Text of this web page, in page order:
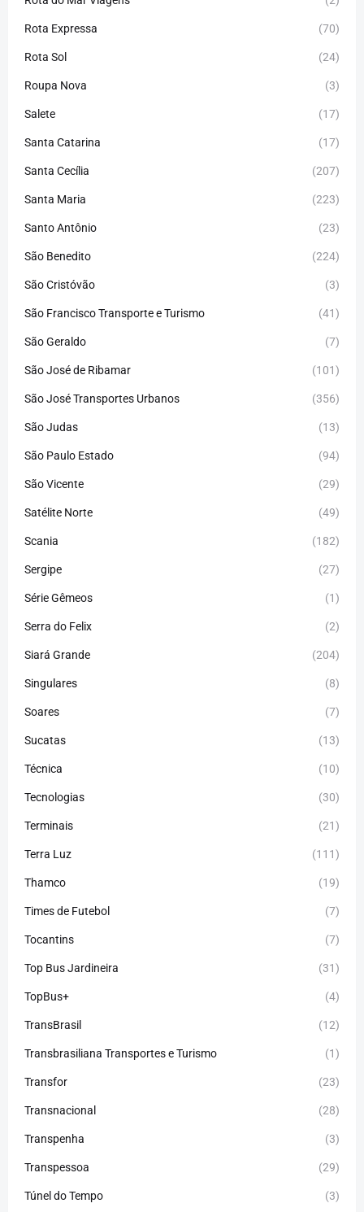
Rota Expressa (70)
Rota Sol (24)
Roupa Nova (3)
Salete (17)
Santa Catarina (17)
Santa Cecília (207)
Santa Maria (223)
Santo Antônio (23)
São Benedito (224)
São Cristóvão (3)
São Francisco Transporte e Turismo (41)
São Geraldo (7)
São José de Ribamar (101)
São José Transportes Urbanos (356)
São Judas (13)
São Paulo Estado (94)
São Vicente (29)
Satélite Norte (49)
Scania (182)
Sergipe (27)
Série Gêmeos (1)
Serra do Felix (2)
Siará Grande (204)
Singulares (8)
Soares (7)
Sucatas (13)
Técnica (10)
Tecnologias (30)
Terminais (21)
Terra Luz (111)
Thamco (19)
Times de Futebol (7)
Tocantins (7)
Top Bus Jardineira (31)
TopBus+ (4)
TransBrasil (12)
Transbrasiliana Transportes e Turismo (1)
Transfor (23)
Transnacional (28)
Transpenha (3)
Transpessoa (29)
Túnel do Tempo (3)